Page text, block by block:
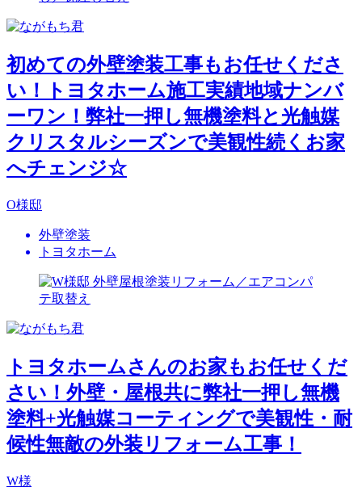
初めての外壁塗装工事もお任せくださ
い！トヨタホーム施工実績地域ナンバ
ーワン！弊社一押し無機塗料と光触媒
クリスタルシーズンで美観性続くお家
へチェンジ☆
O様邸
外壁塗装
トヨタホーム
トヨタホームさんのお家もお任せくだ
さい！外壁・屋根共に弊社一押し無機
塗料+光触媒コーティングで美観性・耐
候性無敵の外装リフォーム工事！
W様